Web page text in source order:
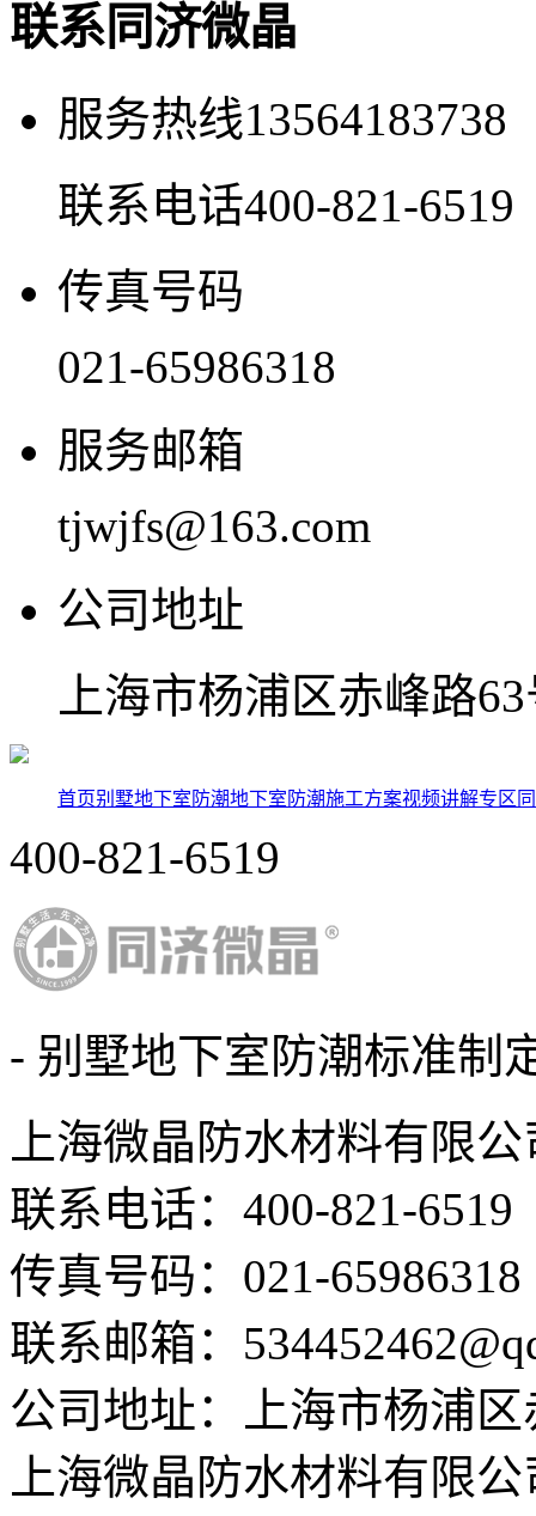
联系同济微晶
服务热线13564183738
联系电话400-821-6519
传真号码
021-65986318
服务邮箱
tjwjfs@163.com
公司地址
上海市杨浦区赤峰路
首页别墅地下室防潮地下室防潮施工方案视频讲解专区
400-821-6519
- 别墅地下室防潮标准制
上海微晶防水材料有限公
联系电话：400-821-6519
传真号码：021-65986318
联系邮箱：
公司地址：上海市杨浦
上海微晶防水材料有限